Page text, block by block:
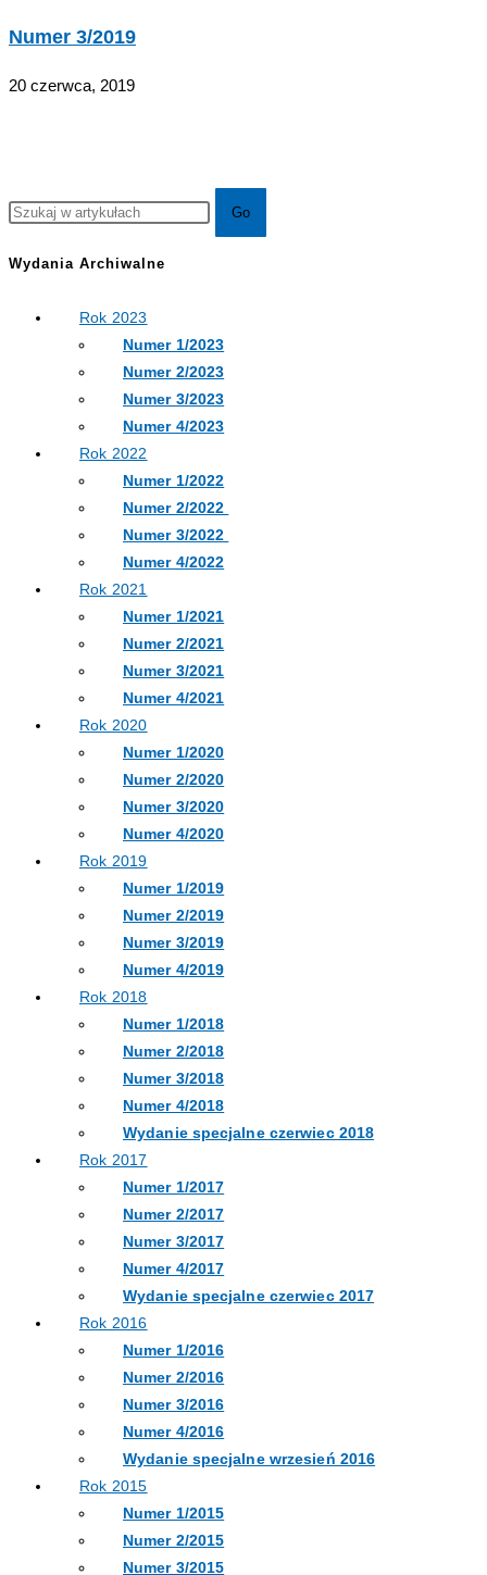
Numer 3/2019
20 czerwca, 2019
Wydania Archiwalne
Rok 2023
Numer 1/2023
Numer 2/2023
Numer 3/2023
Numer 4/2023
Rok 2022
Numer 1/2022
Numer 2/2022
Numer 3/2022
Numer 4/2022
Rok 2021
Numer 1/2021
Numer 2/2021
Numer 3/2021
Numer 4/2021
Rok 2020
Numer 1/2020
Numer 2/2020
Numer 3/2020
Numer 4/2020
Rok 2019
Numer 1/2019
Numer 2/2019
Numer 3/2019
Numer 4/2019
Rok 2018
Numer 1/2018
Numer 2/2018
Numer 3/2018
Numer 4/2018
Wydanie specjalne czerwiec 2018
Rok 2017
Numer 1/2017
Numer 2/2017
Numer 3/2017
Numer 4/2017
Wydanie specjalne czerwiec 2017
Rok 2016
Numer 1/2016
Numer 2/2016
Numer 3/2016
Numer 4/2016
Wydanie specjalne wrzesień 2016
Rok 2015
Numer 1/2015
Numer 2/2015
Numer 3/2015